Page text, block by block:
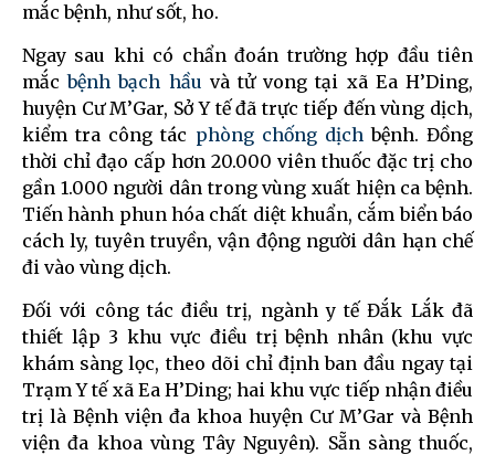
mắc bệnh, như sốt, ho.
Ngay sau khi có chẩn đoán trường hợp đầu tiên
mắcbệnh bạch hầu và tử vong tại xã Ea H’Ding,
huyện Cư M’Gar, Sở Y tế đã trực tiếp đến vùng dịch,
kiểm tra công tác phòng chống dịchbệnh. Đồng
thời chỉ đạo cấp hơn 20.000 viên thuốc đặc trị cho
gần 1.000 người dân trong vùng xuất hiện ca bệnh.
Tiến hành phun hóa chất diệt khuẩn, cắm biển báo
cách ly, tuyên truyền, vận động người dân hạn chế
đi vào vùng dịch.
Đối với công tác điều trị, ngành y tế Đắk Lắk đã
thiết lập 3 khu vực điều trị bệnh nhân (khu vực
khám sàng lọc, theo dõi chỉ định ban đầu ngay tại
Trạm Y tế xã Ea H’Ding; hai khu vực tiếp nhận điều
trị là Bệnh viện đa khoa huyện Cư M’Gar và Bệnh
viện đa khoa vùng Tây Nguyên). Sẵn sàng thuốc,